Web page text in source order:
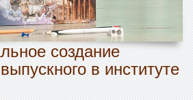
создание
в институте